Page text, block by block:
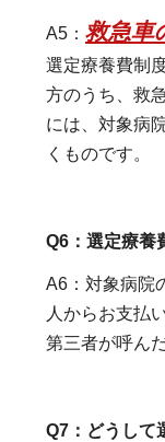
A5： 救急車
選定療養費制
方のうち、救
には、対象病
くものです。
Q6：選定療養
A6：対象病院
人からお支払
第三者が呼ん
Q7：どうして